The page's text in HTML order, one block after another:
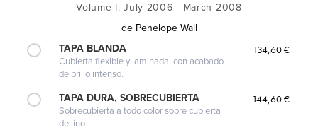
Volume I: July 2006 - March 2008
de Penelope Wall
TAPA BLANDA
Cubierta flexible y laminada, con acabado
de brillo intenso.
134,60 €
TAPA DURA, SOBRECUBIERTA
Sobrecubierta a todo color sobre cubierta
de lino
144,60 €